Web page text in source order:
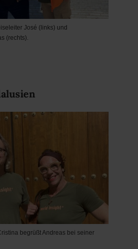
José (links) und
(rechts).
begrüßt Andreas bei seiner